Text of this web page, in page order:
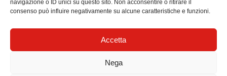
navigazione o ID unici su questo sito. Non acconsentire o ritirare il
consenso può influire negativamente su alcune caratteristiche e funzioni.
Accetta
Nega
info@tedxnovara.com
This independent TEDx event is operated under license from TED.